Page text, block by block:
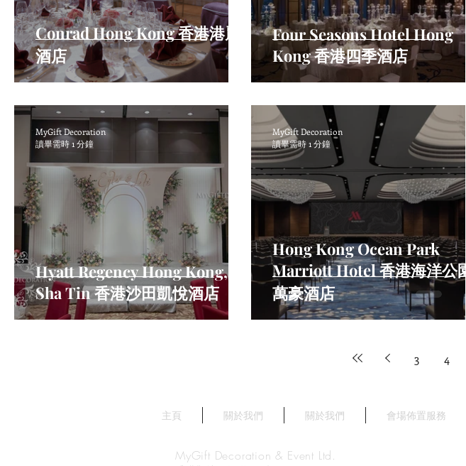
Conrad Hong Kong 香港港麗
酒店
Four Seasons Hotel Hong
Kong 香港四季酒店
Hyatt Regency Hong Kong,
Sha Tin 香港沙田凱悅酒店
MyGift Decoration
讀畢需時 1 分鐘
Hong Kong Ocean Park
Marriott Hotel 香港海洋公園
萬豪酒店
MyGift Decoration
讀畢需時 1 分鐘
3 4
主頁 關於我們 關於我們 會場佈置服務
MyGift Decoration & Event Ltd.